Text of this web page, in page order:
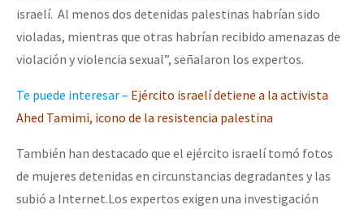
israelí. Al menos dos detenidas palestinas habrían sido
violadas, mientras que otras habrían recibido amenazas de
violación y violencia sexual”, señalaron los expertos.
Te puede interesar – Ejército israelí detiene a la activista
Ahed Tamimi, icono de la resistencia palestina
También han destacado que el ejército israelí tomó fotos
de mujeres detenidas en circunstancias degradantes y las
subió a Internet.Los expertos exigen una investigación